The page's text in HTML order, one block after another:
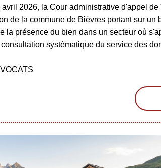
avril 2026, la Cour administrative d'appel
de la commune de Bièvres portant sur un
la présence du bien dans un secteur où
systématique du service des